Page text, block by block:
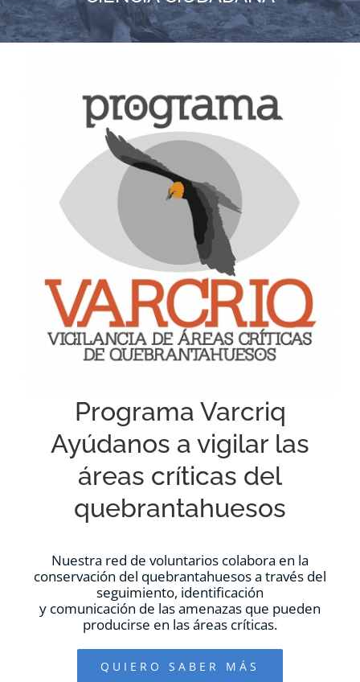
RECURSOS
Programa Varcriq
Ayúdanos a vigilar las
áreas críticas del
quebrantahuesos
Nuestra red de voluntarios colabora en la
conservación del quebrantahuesos a través del
seguimiento, identificación
y comunicación de las amenazas que pueden
producirse en las áreas críticas.
QUIERO SABER MÁS